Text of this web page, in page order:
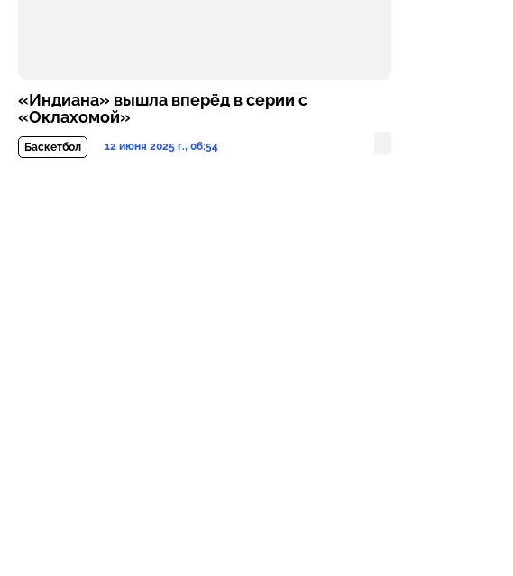
«Индиана» вышла вперёд в серии с
«Оклахомой»
Баскетбол 12 июня 2025 г., 06:54